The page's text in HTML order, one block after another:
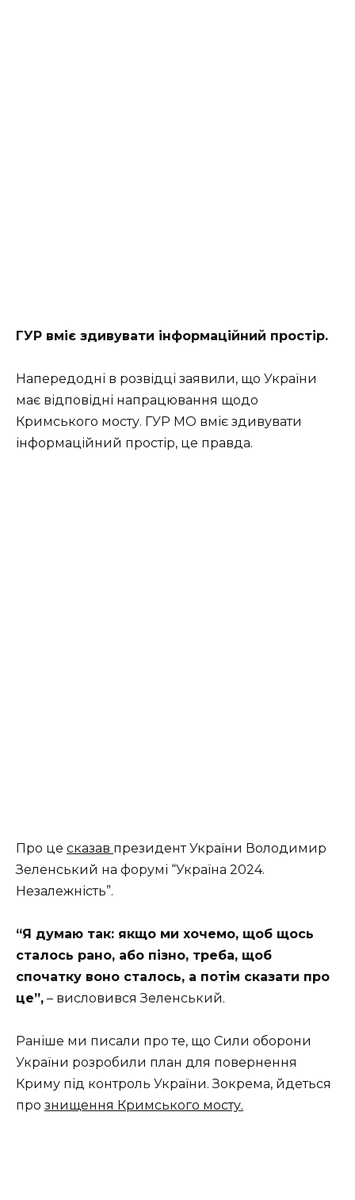
ГУР вміє здивувати інформаційний простір.
Напередодні в розвідці заявили, що України
має відповідні напрацювання щодо
Кримського мосту. ГУР МО вміє здивувати
інформаційний простір, це правда.
Про це сказав президент України Володимир
Зеленський на форумі “Україна 2024.
Незалежність”.
“Я думаю так: якщо ми хочемо, щоб щось
сталось рано, або пізно, треба, щоб
спочатку воно сталось, а потім сказати про
це”, – висловився Зеленський.
Раніше ми писали про те, що Сили оборони
України розробили план для повернення
Криму під контроль України. Зокрема, йдеться
про знищення Кримського мосту.